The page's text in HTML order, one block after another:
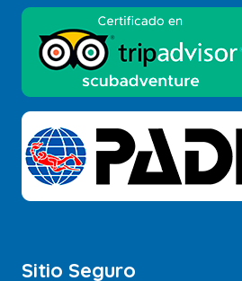
Sitio Seguro